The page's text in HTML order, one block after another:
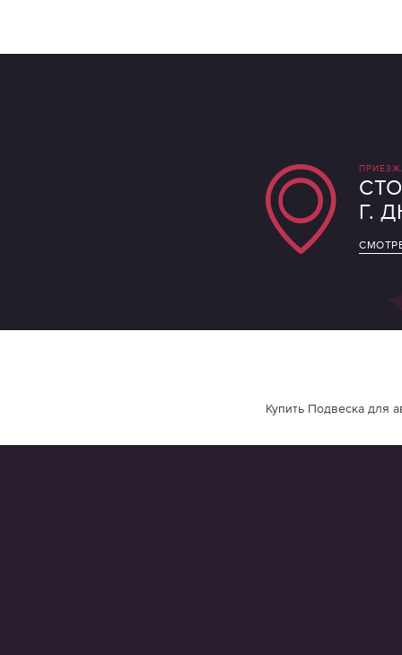
СТО
Г.
Купить Подвеска для